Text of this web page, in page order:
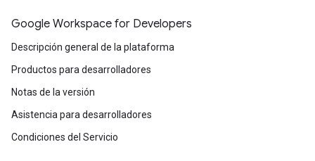
Google Workspace for Developers
Descripción general de la plataforma
Productos para desarrolladores
Notas de la versión
Asistencia para desarrolladores
Condiciones del Servicio